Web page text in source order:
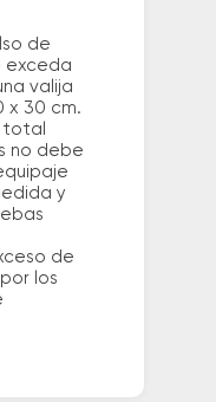
de
exceda
valija
x 30 cm.
total
no debe
y
de
los